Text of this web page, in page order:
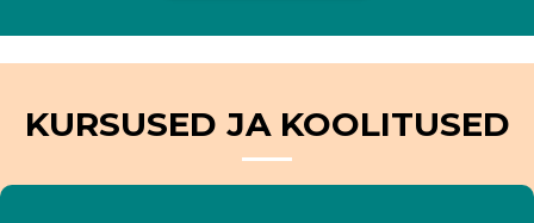
KURSUSED JA KOOLITUSED